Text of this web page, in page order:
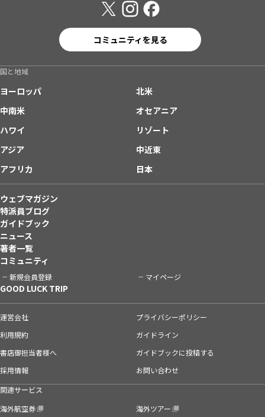
コミュニティを見る
国と地域
ヨーロッパ
北米
中南米
オセアニア
ハワイ
リゾート
アジア
中近東
アフリカ
日本
ウェブマガジン
特派員ブログ
ガイドブック
ニュース
著者一覧
コミュニティ
新規会員登録 マイページ
GOOD LUCK TRIP
運営会社
プライバシーポリシー
利用規約
ガイドライン
書店御担当者様へ
ガイドブックに投稿する
採用情報
お問い合わせ
関連サービス
海外航空券
海外ツアー